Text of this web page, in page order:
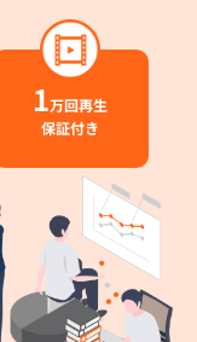
1万回再生
保証付き